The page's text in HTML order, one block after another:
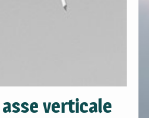
verticale